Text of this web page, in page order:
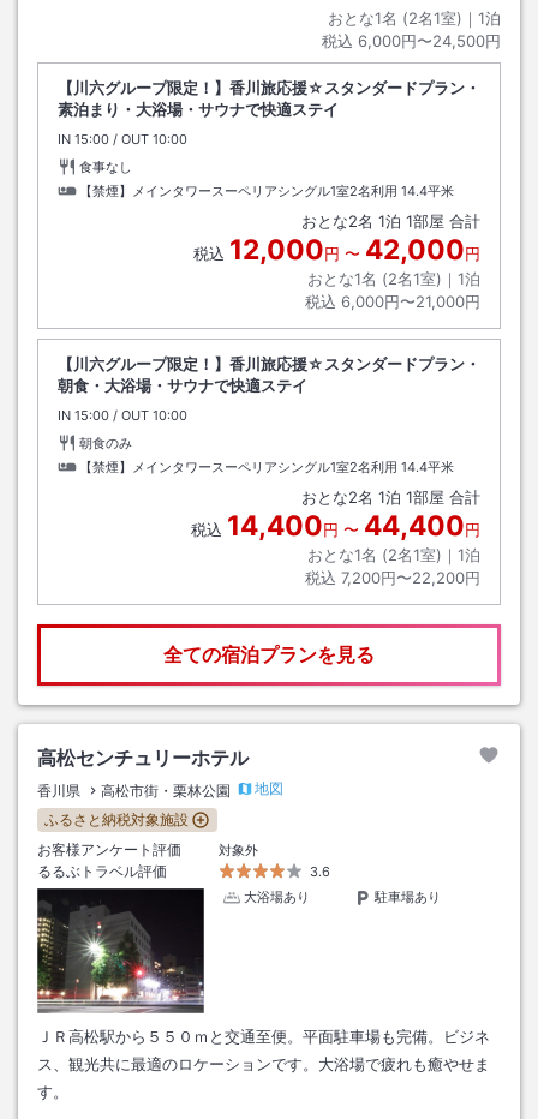
おとな1名 (2名1室)｜ 1泊
税込 6,000円〜24,500円
【川六グループ限定！】香川旅応援☆スタンダードプラン・
素泊まり・大浴場・サウナで快適ステイ
IN チェックイン
15:00 / OUT チェックアウト
10:00
食事なし
【禁煙】メインタワースーペリアシングル1室2名利用 14.4平米
おとな2名 1泊 1部屋 合計
税込 12,000円 〜 42,000円
おとな1名 (2名1室)｜ 1泊
税込 6,000円〜21,000円
【川六グループ限定！】香川旅応援☆スタンダードプラン・
朝食・大浴場・サウナで快適ステイ
IN チェックイン
15:00 / OUT チェックアウト
10:00
朝食のみ
【禁煙】メインタワースーペリアシングル1室2名利用 14.4平米
おとな2名 1泊 1部屋 合計
税込 14,400円 〜 44,400円
おとな1名 (2名1室)｜ 1泊
税込 7,200円〜22,200円
全ての宿泊プランを見る
高松センチュリーホテル
香川県 高松市街・栗林公園
地図
ふるさと納税対象施設
お客様アンケート評価
対象外
るるぶトラベル評価
3.6
大浴場あり
駐車場あり
ＪＲ高松駅から５５０ｍと交通至便。平面駐車場も完備。ビジネ
ス、観光共に最適のロケーションです。大浴場で疲れも癒やせま
す。